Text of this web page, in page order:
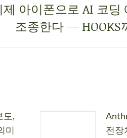
제 아이폰으로 AI 코
조종한다 — HOOKS
도,
미
전장